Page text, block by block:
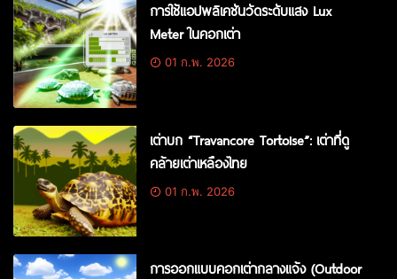
การใช้แอปพลิเคชันวัดระดับแสง Lux
Meter ในคอกเต่า
01 ก.พ. 2026
เต่าบก “Travancore Tortoise”: เต่าที่ดู
คล้ายเต่าเหลืองไทย
01 ก.พ. 2026
การออกแบบคอกเต่ากลางแจ้ง (Outdoor